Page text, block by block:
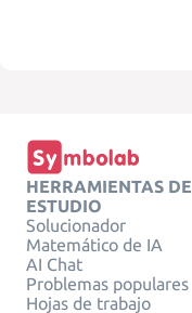
HERRAMIENTAS DE
ESTUDIO
Solucionador
Matemático de IA
AI Chat
Problemas populares
Hojas de trabajo